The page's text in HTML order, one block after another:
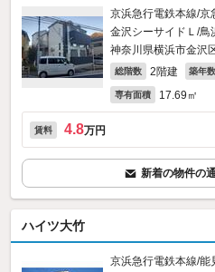
京浜急行電鉄本線/京
金沢シーサイドＬ/鳥
神奈川県横浜市金沢
総階数 2階建 築年数
専有面積 17.69㎡
賃料 4.8万円
新着の物件の
ハイツ大竹
京浜急行電鉄本線/能